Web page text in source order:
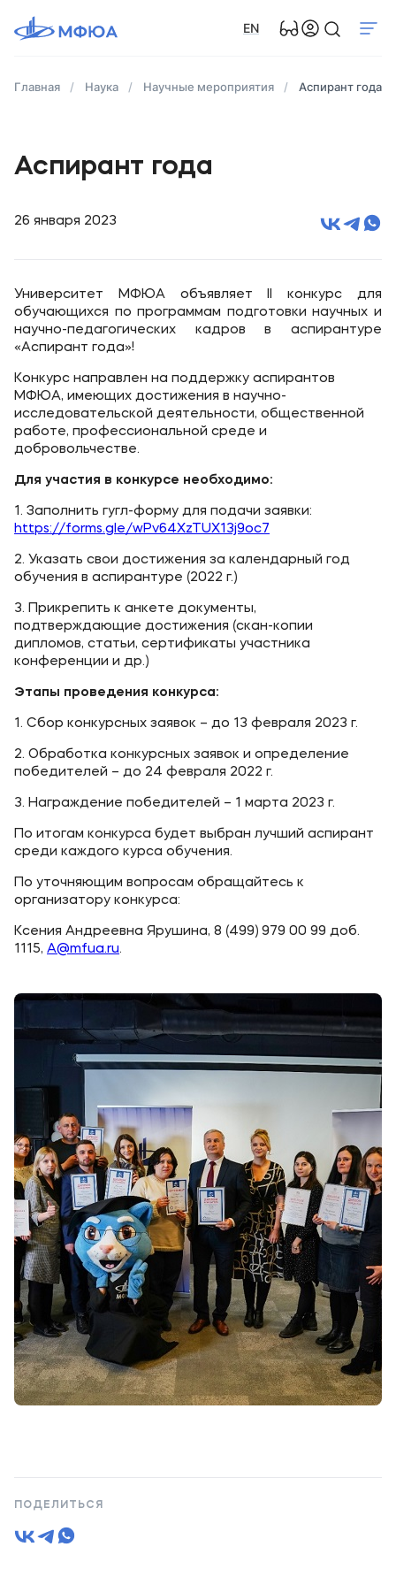
EN
Главная Наука Научные мероприятия Аспирант года
Аспирант года
26 января 2023
Университет МФЮА объявляет II конкурс для
обучающихся по программам подготовки научных и
научно-педагогических кадров в аспирантуре
«Аспирант года»!
Конкурс направлен на поддержку аспирантов
МФЮА, имеющих достижения в научно-
исследовательской деятельности, общественной
работе, профессиональной среде и
добровольчестве.
Для участия в конкурсе необходимо:
1. Заполнить гугл-форму для подачи заявки:
https://forms.gle/wPv64XzTUX13j9oc7
2. Указать свои достижения за календарный год
обучения в аспирантуре (2022 г.)
3. Прикрепить к анкете документы,
подтверждающие достижения (скан-копии
дипломов, статьи, сертификаты участника
конференции и др.)
Этапы проведения конкурса:
1. Сбор конкурсных заявок – до 13 февраля 2023 г.
2. Обработка конкурсных заявок и определение
победителей – до 24 февраля 2022 г.
3. Награждение победителей – 1 марта 2023 г.
По итогам конкурса будет выбран лучший аспирант
среди каждого курса обучения.
По уточняющим вопросам обращайтесь к
организатору конкурса:
Ксения Андреевна Ярушина, 8 (499) 979 00 99 доб.
1115, A@mfua.ru.
ПОДЕЛИТЬСЯ